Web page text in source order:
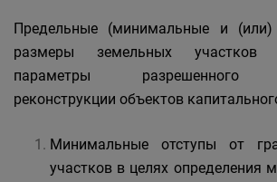
Предельные (минимальные и
размеры земельных участков
параметры разрешенного
реконструкции объектов
Минимальные отступы от
участков в целях определения